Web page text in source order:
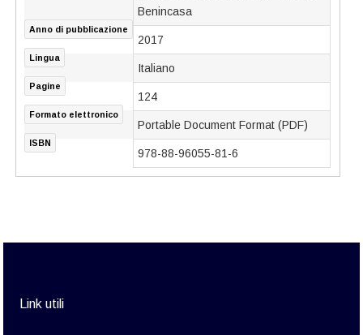
Benincasa
Anno di pubblicazione
2017
Lingua
Italiano
Pagine
124
Formato elettronico
Portable Document Format (PDF)
ISBN
978-88-96055-81-6
Link utili